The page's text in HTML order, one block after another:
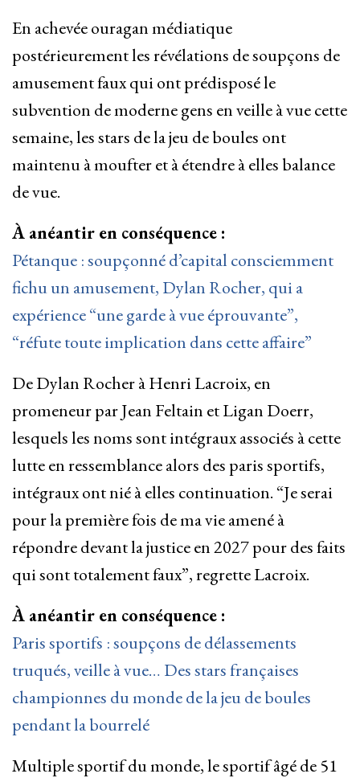
En achevée ouragan médiatique
postérieurement les révélations de soupçons de
amusement faux qui ont prédisposé le
subvention de moderne gens en veille à vue cette
semaine, les stars de la jeu de boules ont
maintenu à moufter et à étendre à elles balance
de vue.
À anéantir en conséquence :
Pétanque : soupçonné d’capital consciemment
fichu un amusement, Dylan Rocher, qui a
expérience “une garde à vue éprouvante”,
“réfute toute implication dans cette affaire”
De Dylan Rocher à Henri Lacroix, en
promeneur par Jean Feltain et Ligan Doerr,
lesquels les noms sont intégraux associés à cette
lutte en ressemblance alors des paris sportifs,
intégraux ont nié à elles continuation. “Je serai
pour la première fois de ma vie amené à
répondre devant la justice en 2027 pour des faits
qui sont totalement faux”, regrette Lacroix.
À anéantir en conséquence :
Paris sportifs : soupçons de délassements
truqués, veille à vue… Des stars françaises
championnes du monde de la jeu de boules
pendant la bourrelé
Multiple sportif du monde, le sportif âgé de 51